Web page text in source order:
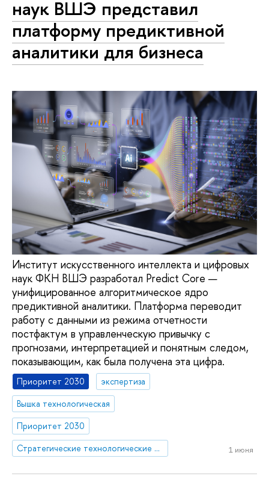
наук ВШЭ представил
платформу предиктивной
аналитики для бизнеса
Институт искусственного интеллекта и цифровых
наук ФКН ВШЭ разработал Predict Core —
унифицированное алгоритмическое ядро
предиктивной аналитики. Платформа переводит
работу с данными из режима отчетности
постфактум в управленческую привычку с
прогнозами, интерпретацией и понятным следом,
показывающим, как была получена эта цифра.
Приоритет 2030
экспертиза
Вышка технологическая
Приоритет 2030
Стратегические технологические проекты
1 июня